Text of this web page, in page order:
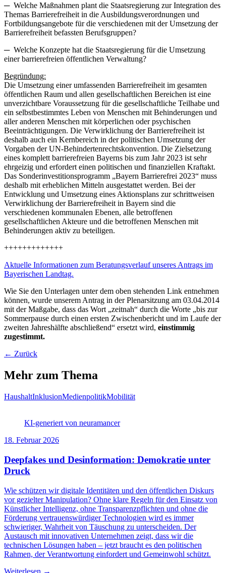
─ Welche Maßnahmen plant die Staatsregierung zur Integration des
Themas Barrierefreiheit in die Ausbildungsverordnungen und
Fortbildungsangebote für die verschiedenen mit der Umsetzung der
Barrierefreiheit befassten Berufsgruppen?
─ Welche Konzepte hat die Staatsregierung für die Umsetzung
einer barrierefreien öffentlichen Verwaltung?
Begründung:
Die Umsetzung einer umfassenden Barrierefreiheit im gesamten
öffentlichen Raum und allen gesellschaftlichen Bereichen ist eine
unverzichtbare Voraussetzung für die gesellschaftliche Teilhabe und
ein selbstbestimmtes Leben von Menschen mit Behinderungen und
aller anderen Menschen mit körperlichen oder psychischen
Beeinträchtigungen. Die Verwirklichung der Barrierefreiheit ist
deshalb auch ein Kernbereich in der politischen Umsetzung der
Vorgaben der UN-Behindertenrechtskonvention. Die Zielsetzung
eines komplett barrierefreien Bayerns bis zum Jahr 2023 ist sehr
ehrgeizig und erfordert einen politischen und finanziellen Kraftakt.
Das Sonderinvestitionsprogramm „Bayern Barrierefrei 2023“ muss
deshalb mit erheblichen Mitteln ausgestattet werden. Bei der
Entwicklung und Umsetzung eines Aktionsplans zur schrittweisen
Verwirklichung der Barrierefreiheit in Bayern sind die
verschiedenen kommunalen Ebenen, alle betroffenen
gesellschaftlichen Akteure und die betroffenen Menschen mit
Behinderungen aktiv zu beteiligen.
+++++++++++++
Aktuelle Informationen zum Beratungsverlauf unseres Antrags im
Bayerischen Landtag.
Wie Sie den Unterlagen unter dem oben stehenden Link entnehmen
können, wurde unserem Antrag in der Plenarsitzung am 03.04.2014
mit der Maßgabe, dass das Wort „zeitnah“ durch die Worte „bis zur
Sommerpause durch einen ersten Zwischenbericht und im Laufe der
zweiten Jahreshälfte abschließend“ ersetzt wird, einstimmig
zugestimmt.
← Zurück
Mehr zum Thema
HaushaltInklusionMedienpolitikMobilität
KI-generiert von neuramancer
18. Februar 2026
Deepfakes und Desinformation: Demokratie unter
Druck
Wie schützen wir digitale Identitäten und den öffentlichen Diskurs
vor gezielter Manipulation? Ohne klare Regeln für den Einsatz von
Künstlicher Intelligenz, ohne Transparenzpflichten und ohne die
Förderung vertrauenswürdiger Technologien wird es immer
schwieriger, Wahrheit von Täuschung zu unterscheiden. Der
Austausch mit innovativen Unternehmen zeigt, dass wir die
technischen Lösungen haben – jetzt braucht es den politischen
Rahmen, der Verantwortung einfordert und Gemeinwohl schützt.
Weiterlesen →